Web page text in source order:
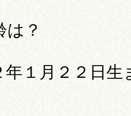
は？
年１月２２日